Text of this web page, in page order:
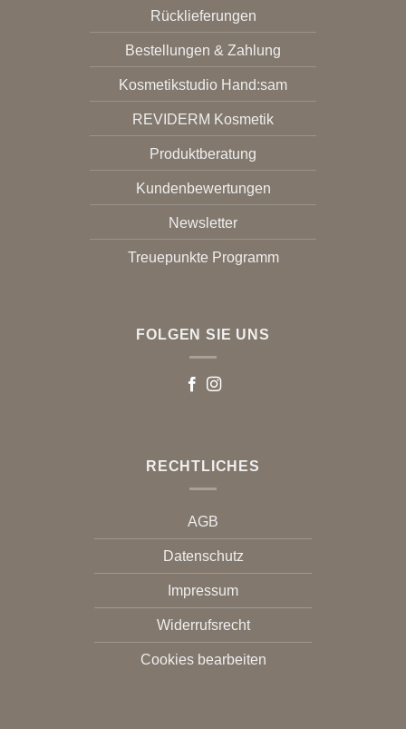
Rücklieferungen
Bestellungen & Zahlung
Kosmetikstudio Hand:sam
REVIDERM Kosmetik
Produktberatung
Kundenbewertungen
Newsletter
Treuepunkte Programm
FOLGEN SIE UNS
RECHTLICHES
AGB
Datenschutz
Impressum
Widerrufsrecht
Cookies bearbeiten